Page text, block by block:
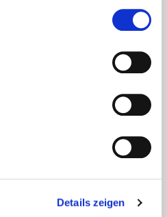
weiterhin nutzen.
Details zeigen
Selbstlernkurs
Selbstlernkurs
Selbstlernkurs